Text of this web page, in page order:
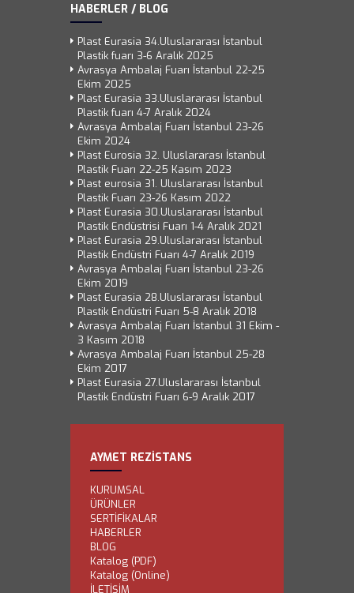
HABERLER / BLOG
Plast Eurasia 34.Uluslararası İstanbul
Plastik fuarı 3-6 Aralık 2025
Avrasya Ambalaj Fuarı İstanbul 22-25
Ekim 2025
Plast Eurasia 33.Uluslararası İstanbul
Plastik fuarı 4-7 Aralık 2024
Avrasya Ambalaj Fuarı İstanbul 23-26
Ekim 2024
Plast Eurosia 32. Uluslararası İstanbul
Plastik Fuarı 22-25 Kasım 2023
Plast eurosia 31. Uluslararası İstanbul
Plastik Fuarı 23-26 Kasım 2022
Plast Eurasia 30.Uluslararası İstanbul
Plastik Endüstrisi Fuarı 1-4 Aralık 2021
Plast Eurasia 29.Uluslararası İstanbul
Plastik Endüstri Fuarı 4-7 Aralık 2019
Avrasya Ambalaj Fuarı İstanbul 23-26
Ekim 2019
Plast Eurasia 28.Uluslararası İstanbul
Plastik Endüstri Fuarı 5-8 Aralık 2018
Avrasya Ambalaj Fuarı İstanbul 31 Ekim -
3 Kasım 2018
Avrasya Ambalaj Fuarı İstanbul 25-28
Ekim 2017
Plast Eurasia 27.Uluslararası İstanbul
Plastik Endüstri Fuarı 6-9 Aralık 2017
AYMET REZİSTANS
KURUMSAL
ÜRÜNLER
SERTİFİKALAR
HABERLER
BLOG
Katalog (PDF)
Katalog (Online)
İLETİŞİM